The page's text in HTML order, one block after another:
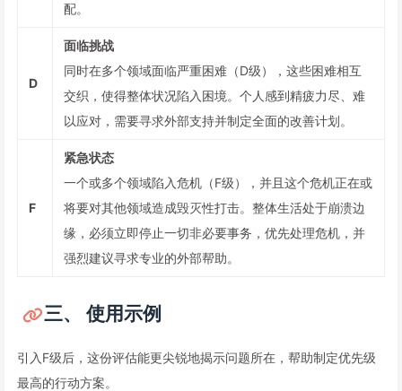
配。
D
面临挑战
同时在多个领域面临严重困难（D级），这些困难相互
交织，使得整体状况陷入困境。个人感到精疲力尽、难
以应对，需要寻求外部支持并制定全面的改善计划。
F
紧急状态
一个或多个领域陷入危机（F级），并且这个危机正在或
将要对其他领域造成毁灭性打击。整体生活处于崩溃边
缘，必须立即停止一切非必要事务，优先处理危机，并
强烈建议寻求专业的外部帮助。
三、 使用示例
引入F级后，这份评估能更尖锐地揭示问题所在，帮助制定优先级
最高的行动方案。